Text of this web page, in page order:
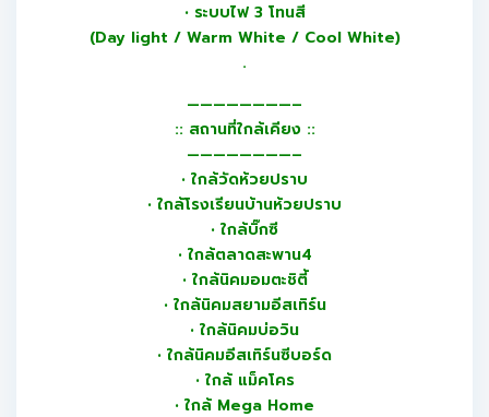
• ระบบไฟ 3 โทนสี
(Day light / Warm White / Cool White)
.
————————–
:: สถานที่ใกล้เคียง ::
————————–
• ใกล้วัดห้วยปราบ
• ใกล้โรงเรียนบ้านห้วยปราบ
• ใกล้บิ๊กซี
• ใกล้ตลาดสะพาน4
• ใกล้นิคมอมตะชิตี้
• ใกล้นิคมสยามอีสเทิร์น
• ใกล้นิคมบ่อวิน
• ใกล้นิคมอีสเทิร์นซีบอร์ด
• ใกล้ แม็คโคร
• ใกล้ Mega Home